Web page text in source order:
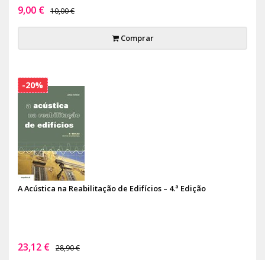
9,00 € 10,00 €
Comprar
A Acústica na Reabilitação de Edifícios – 4.ª Edição
23,12 € 28,90 €
-20%